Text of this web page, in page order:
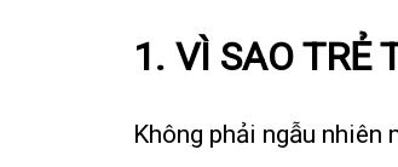
1. VÌ SAO TRẺ
Không phải ngẫu nhiên